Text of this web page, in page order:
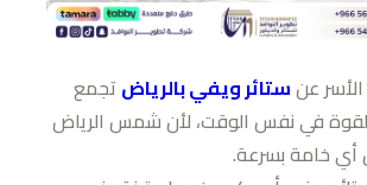
عنستائر ويفي بالرياض تجمع
في نفس الوقت، لأن شمس الرياض
أي خامة بسرعة.